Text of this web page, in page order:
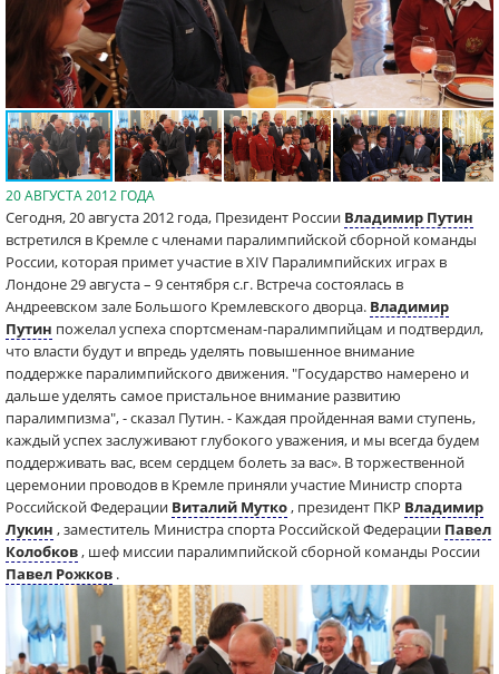
20 АВГУСТА 2012 ГОДА
Сегодня, 20 августа 2012 года, Президент России Владимир Путин
встретился в Кремле с членами паралимпийской сборной команды
России, которая примет участие в XIV Паралимпийских играх в
Лондоне 29 августа – 9 сентября с.г. Встреча состоялась в
Андреевском зале Большого Кремлевского дворца. Владимир
Путин пожелал успеха спортсменам-паралимпийцам и подтвердил,
что власти будут и впредь уделять повышенное внимание
поддержке паралимпийского движения. "Государство намерено и
дальше уделять самое пристальное внимание развитию
паралимпизма", - сказал Путин. - Каждая пройденная вами ступень,
каждый успех заслуживают глубокого уважения, и мы всегда будем
поддерживать вас, всем сердцем болеть за вас». В торжественной
церемонии проводов в Кремле приняли участие Министр спорта
Российской Федерации Виталий Мутко, президент ПКР Владимир
Лукин , заместитель Министра спорта Российской Федерации Павел
Колобков, шеф миссии паралимпийской сборной команды России
Павел Рожков .